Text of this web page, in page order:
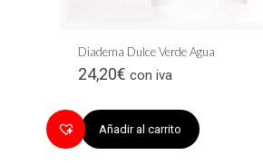
Diadema Dulce Verde Agua
24,20€ con iva
Añadir al carrito